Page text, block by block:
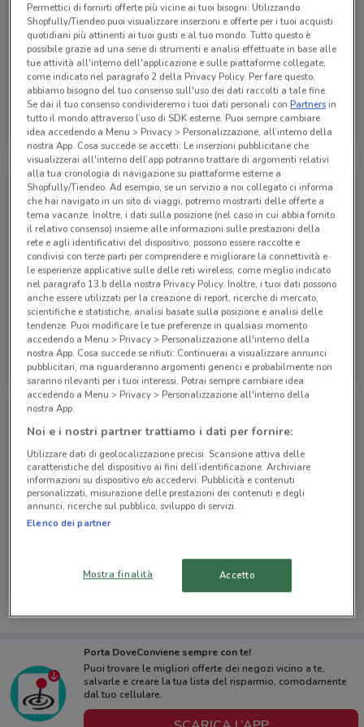
TIM
Scade il 07/09 135 m
TIM
Scade il 30/08 135 m
TIM
Scade il 06/09 135 m
TIM
Scade il 31/12
Porta DoveConviene sempre con te!
Puoi trovare le migliori offerte dei negozi vicino a te,
salvarle e creare la tua lista del risparmio, comodamente
dal tuo cellulare.
Permettici di fornirti offerte più vicine ai tuoi bisogni: Utilizzando
Shopfully/Tiendeo puoi visualizzare inserzioni e offerte per i tuoi acquisti
quotidiani più attinenti ai tuoi gusti e al tuo mondo. Tutto questo è
possibile grazie ad una serie di strumenti e analisi effettuate in base alle
tue attività all'interno dell'applicazione e sulle piattaforme collegate,
come indicato nel paragrafo 2 della Privacy Policy. Per fare questo,
abbiamo bisogno del tuo consenso sull'uso dei dati raccolti a tale fine.
Se dai il tuo consenso condivideremo i tuoi dati personali conPartnersin
tutto il mondo attraverso l’uso di SDK esterne. Puoi sempre cambiare
idea accedendo a Menu > Privacy > Personalizzazione, all’interno della
nostra App. Cosa succede se accetti: Le inserzioni pubblicitarie che
visualizzerai all'interno dell’app potranno trattare di argomenti relativi
alla tua cronologia di navigazione su piattaforme esterne a
Shopfully/Tiendeo. Ad esempio, se un servizio a noi collegato ci informa
che hai navigato in un sito di viaggi, potremo mostrarti delle offerte a
tema vacanze. Inoltre, i dati sulla posizione (nel caso in cui abbia fornito
il relativo consenso) insieme alle informazioni sulle prestazioni della
rete e agli identificativi del dispositivo, possono essere raccolte e
condivisi con terze parti per comprendere e migliorare la connettività e
le esperienze applicative sulle delle reti wireless, come meglio indicato
nel paragrafo 13.b della nostra Privacy Policy. Inoltre, i tuoi dati possono
anche essere utilizzati per la creazione di report, ricerche di mercato,
scientifiche e statistiche, analisi basate sulla posizione e analisi delle
tendenze. Puoi modificare le tue preferenze in qualsiasi momento
accedendo a Menu > Privacy > Personalizzazione all'interno della
nostra App. Cosa succede se rifiuti: Continuerai a visualizzare annunci
pubblicitari, ma riguarderanno argomenti generici e probabilmente non
saranno rilevanti per i tuoi interessi. Potrai sempre cambiare idea
accedendo a Menu > Privacy > Personalizzazione all'interno della
nostra App.
Noi e i nostri partner trattiamo i dati per fornire:
Utilizzare dati di geolocalizzazione precisi. Scansione attiva delle
caratteristiche del dispositivo ai fini dell’identificazione. Archiviare
informazioni su dispositivo e/o accedervi. Pubblicità e contenuti
personalizzati, misurazione delle prestazioni dei contenuti e degli
annunci, ricerche sul pubblico, sviluppo di servizi.
Elenco dei partner
Mostra finalità Accetto